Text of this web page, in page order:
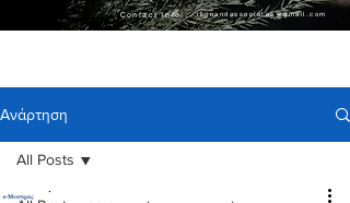
Contact info: ikonandassociates@gmail.com
Ανάρτηση
All Posts
.